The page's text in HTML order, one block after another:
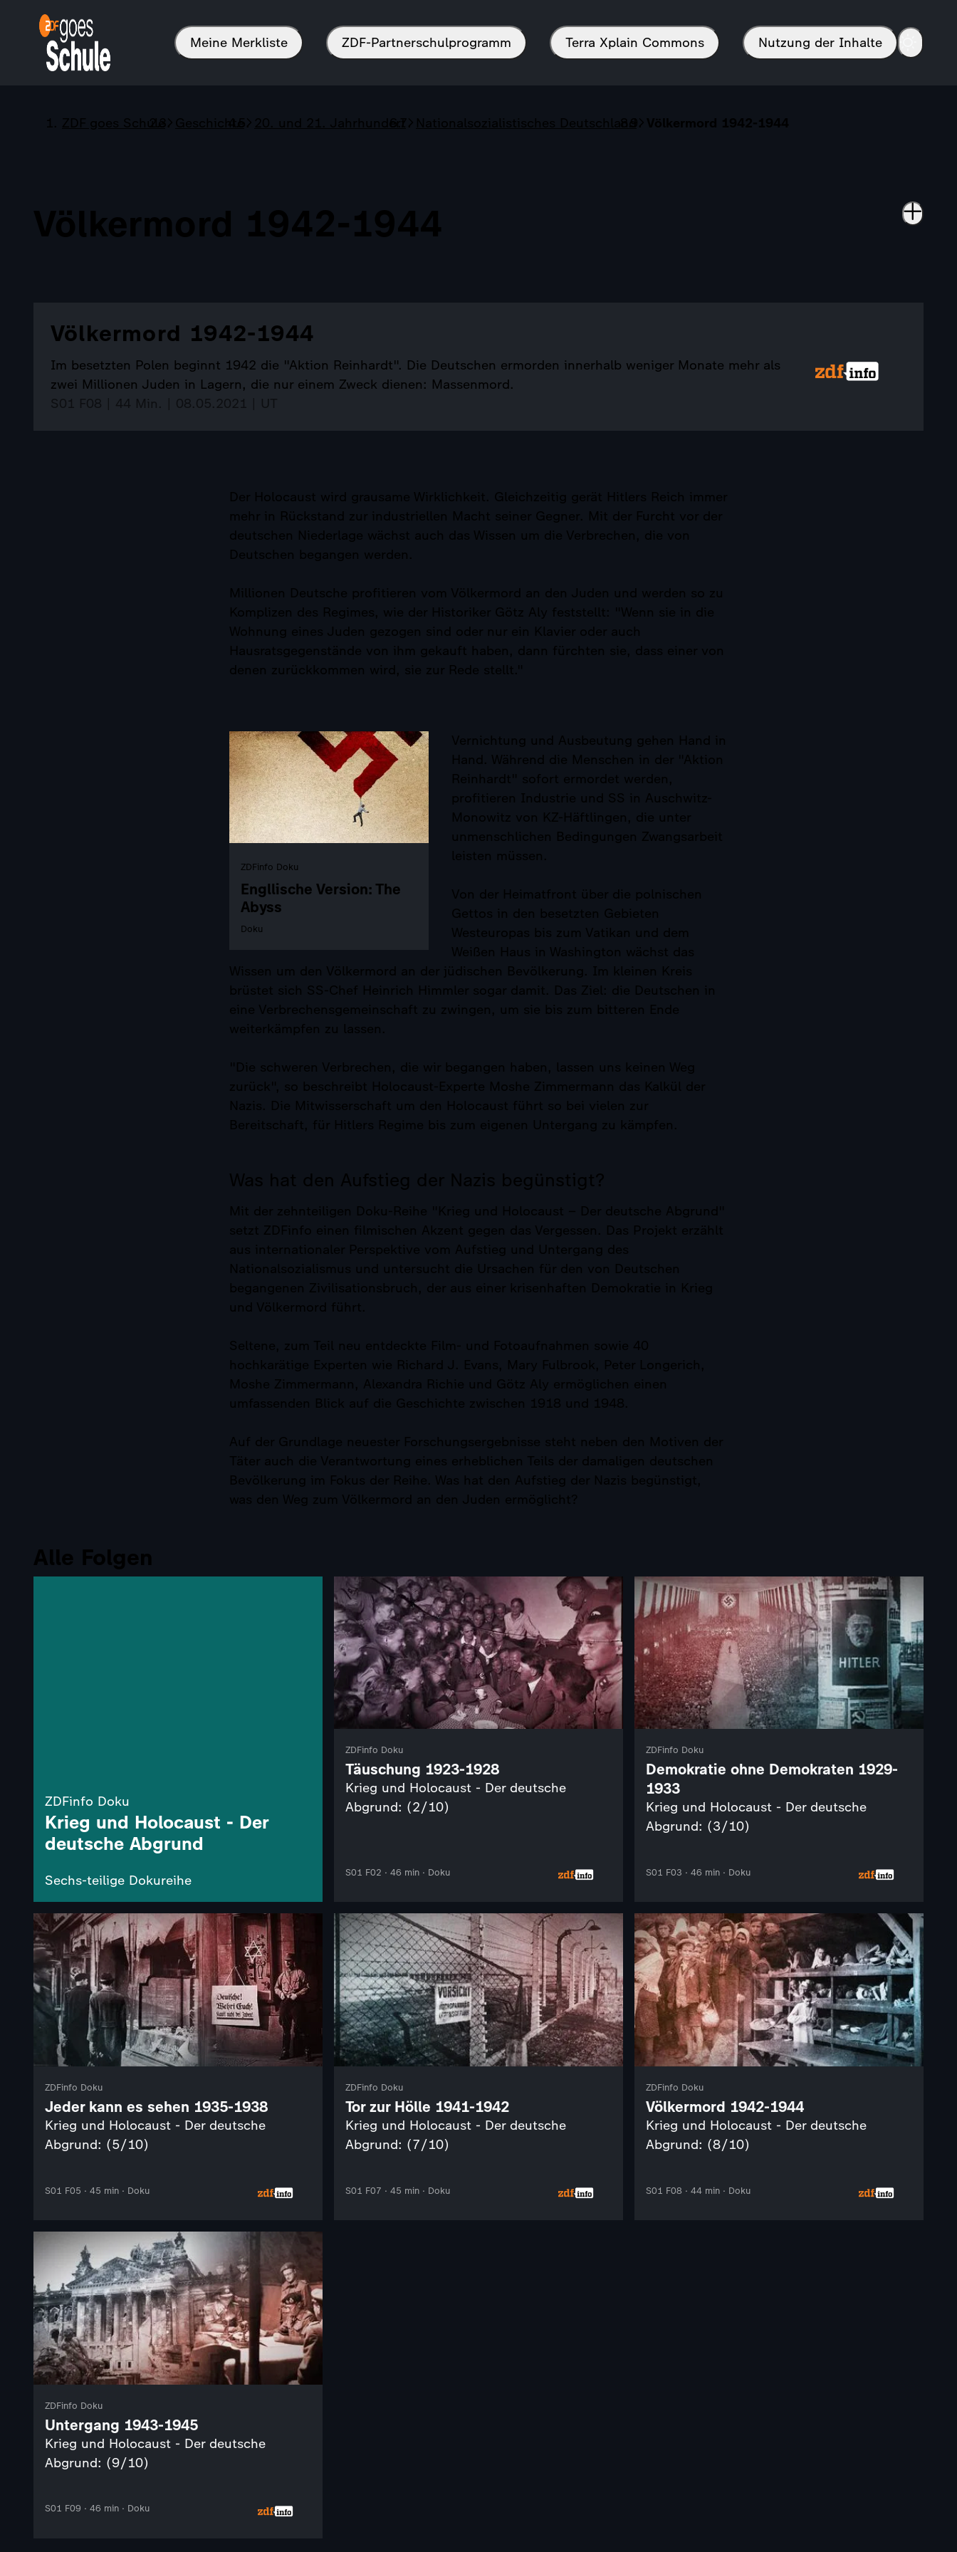
Meine Merkliste ZDF-Partnerschulprogramm Terra Xplain Commons Nutzung der Inhalte
ZDF goes Schule Geschichte 20. und 21. Jahrhundert Nationalsozialistisches Deutschland Völkermord 1942-1944
Völkermord 1942-1944
Völkermord 1942-1944
Im besetzten Polen beginnt 1942 die "Aktion Reinhardt". Die Deutschen ermorden innerhalb weniger Monate mehr als
zwei Millionen Juden in Lagern, die nur einem Zweck dienen: Massenmord.
S01 F08 | 44 Min. | 08.05.2021 | UT
Der Holocaust wird grausame Wirklichkeit. Gleichzeitig gerät Hitlers Reich immer
mehr in Rückstand zur industriellen Macht seiner Gegner. Mit der Furcht vor der
deutschen Niederlage wächst auch das Wissen um die Verbrechen, die von
Deutschen begangen werden.
Millionen Deutsche profitieren vom Völkermord an den Juden und werden so zu
Komplizen des Regimes, wie der Historiker Götz Aly feststellt: "Wenn sie in die
Wohnung eines Juden gezogen sind oder nur ein Klavier oder auch
Hausratsgegenstände von ihm gekauft haben, dann fürchten sie, dass einer von
denen zurückkommen wird, sie zur Rede stellt."
ZDFinfo Doku
Engllische Version: The
Abyss
Doku
Vernichtung und Ausbeutung gehen Hand in
Hand. Während die Menschen in der "Aktion
Reinhardt" sofort ermordet werden,
profitieren Industrie und SS in Auschwitz-
Monowitz von KZ-Häftlingen, die unter
unmenschlichen Bedingungen Zwangsarbeit
leisten müssen.
Von der Heimatfront über die polnischen
Gettos in den besetzten Gebieten
Westeuropas bis zum Vatikan und dem
Weißen Haus in Washington wächst das
Wissen um den Völkermord an der jüdischen Bevölkerung. Im kleinen Kreis
brüstet sich SS-Chef Heinrich Himmler sogar damit. Das Ziel: die Deutschen in
eine Verbrechensgemeinschaft zu zwingen, um sie bis zum bitteren Ende
weiterkämpfen zu lassen.
"Die schweren Verbrechen, die wir begangen haben, lassen uns keinen Weg
zurück", so beschreibt Holocaust-Experte Moshe Zimmermann das Kalkül der
Nazis. Die Mitwisserschaft um den Holocaust führt so bei vielen zur
Bereitschaft, für Hitlers Regime bis zum eigenen Untergang zu kämpfen.
Was hat den Aufstieg der Nazis begünstigt?
Mit der zehnteiligen Doku-Reihe "Krieg und Holocaust – Der deutsche Abgrund"
setzt ZDFinfo einen filmischen Akzent gegen das Vergessen. Das Projekt erzählt
aus internationaler Perspektive vom Aufstieg und Untergang des
Nationalsozialismus und untersucht die Ursachen für den von Deutschen
begangenen Zivilisationsbruch, der aus einer krisenhaften Demokratie in Krieg
und Völkermord führt.
Seltene, zum Teil neu entdeckte Film- und Fotoaufnahmen sowie 40
hochkarätige Experten wie Richard J. Evans, Mary Fulbrook, Peter Longerich,
Moshe Zimmermann, Alexandra Richie und Götz Aly ermöglichen einen
umfassenden Blick auf die Geschichte zwischen 1918 und 1948.
Auf der Grundlage neuester Forschungsergebnisse steht neben den Motiven der
Täter auch die Verantwortung eines erheblichen Teils der damaligen deutschen
Bevölkerung im Fokus der Reihe. Was hat den Aufstieg der Nazis begünstigt,
was den Weg zum Völkermord an den Juden ermöglicht?
Alle Folgen
ZDFinfo Doku
Krieg und Holocaust - Der
deutsche Abgrund
Sechs-teilige Dokureihe
ZDFinfo Doku
Täuschung 1923-1928
Krieg und Holocaust - Der deutsche
Abgrund: (2/10)
S01 F02 · 46 min · Doku
ZDFinfo Doku
Demokratie ohne Demokraten 1929-
1933
Krieg und Holocaust - Der deutsche
Abgrund: (3/10)
S01 F03 · 46 min · Doku
ZDFinfo Doku
Jeder kann es sehen 1935-1938
Krieg und Holocaust - Der deutsche
Abgrund: (5/10)
S01 F05 · 45 min · Doku
ZDFinfo Doku
Tor zur Hölle 1941-1942
Krieg und Holocaust - Der deutsche
Abgrund: (7/10)
S01 F07 · 45 min · Doku
ZDFinfo Doku
Völkermord 1942-1944
Krieg und Holocaust - Der deutsche
Abgrund: (8/10)
S01 F08 · 44 min · Doku
ZDFinfo Doku
Untergang 1943-1945
Krieg und Holocaust - Der deutsche
Abgrund: (9/10)
S01 F09 · 46 min · Doku